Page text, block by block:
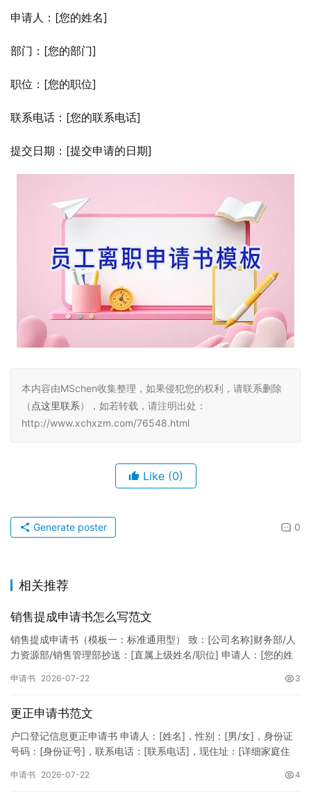
申请人：[您的姓名]
部门：[您的部门]
职位：[您的职位]
联系电话：[您的联系电话]
提交日期：[提交申请的日期]
本内容由MSchen收集整理，如果侵犯您的权利，请联系删除
（ 点这里联系），如若转载，请注明出处：
http://www.xchxzm.com/76548.html
Like (0)
0
Generate poster
相关推荐
销售提成申请书怎么写范文
销售提成申请书（模板一：标准通用型） 致：[公司名称]财务部/人
力资源部/销售管理部抄送：[直属上级姓名/职位] 申请人：[您的姓
申请书 2026-07-22 3
更正申请书范文
户口登记信息更正申请书 申请人：[姓名]，性别：[男/女]，身份证
号码：[身份证号]，联系电话：[联系电话]，现住址：[详细家庭住
申请书 2026-07-22 4